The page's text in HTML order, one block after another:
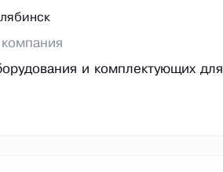
компания
и комплектующих для